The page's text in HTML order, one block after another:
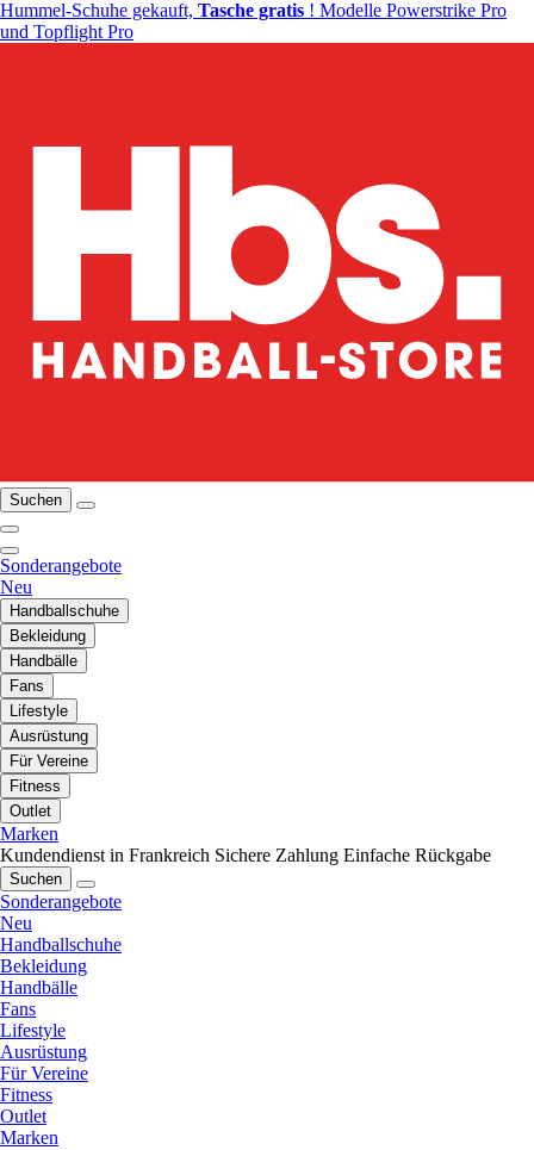
Hummel-Schuhe gekauft, Tasche gratis ! Modelle Powerstrike Pro
und Topflight Pro
Suchen
Sonderangebote
Neu
Handballschuhe
Bekleidung
Handbälle
Fans
Lifestyle
Ausrüstung
Für Vereine
Fitness
Outlet
Marken
Kundendienst in Frankreich Sichere Zahlung Einfache Rückgabe
Suchen
Sonderangebote
Neu
Handballschuhe
Bekleidung
Handbälle
Fans
Lifestyle
Ausrüstung
Für Vereine
Fitness
Outlet
Marken